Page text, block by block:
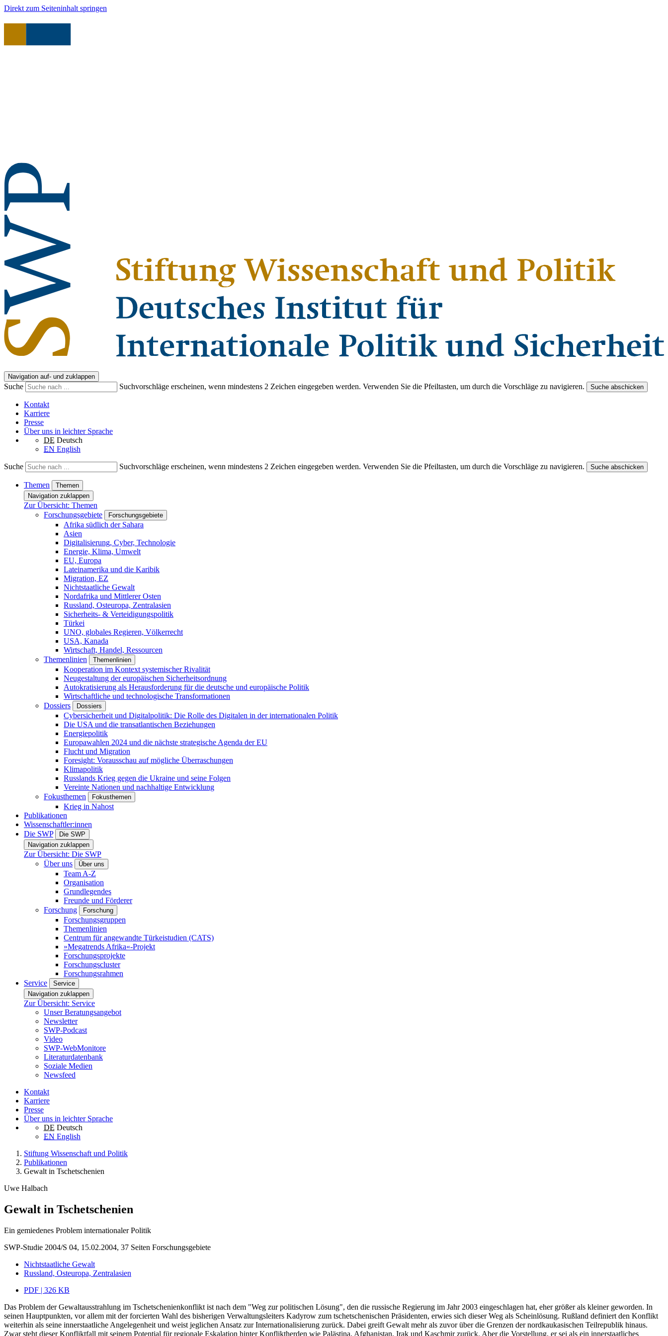
Direkt zum Seiteninhalt springen
Navigation auf- und zuklappen
Suche Suchvorschläge erscheinen, wenn mindestens 2 Zeichen eingegeben werden. Verwenden Sie die Pfeiltasten, um durch die Vorschläge zu navigieren. Suche abschicken
Kontakt
Karriere
Presse
Über uns in leichter Sprache
DE Deutsch
EN English
Suche Suchvorschläge erscheinen, wenn mindestens 2 Zeichen eingegeben werden. Verwenden Sie die Pfeiltasten, um durch die Vorschläge zu navigieren. Suche abschicken
Themen
Themen
Navigation zuklappen
Zur Übersicht: Themen
Forschungsgebiete
Forschungsgebiete
Afrika südlich der Sahara
Asien
Digitalisierung, Cyber, Technologie
Energie, Klima, Umwelt
EU, Europa
Lateinamerika und die Karibik
Migration, EZ
Nichtstaatliche Gewalt
Nordafrika und Mittlerer Osten
Russland, Osteuropa, Zentralasien
Sicherheits- & Verteidigungspolitik
Türkei
UNO, globales Regieren, Völkerrecht
USA, Kanada
Wirtschaft, Handel, Ressourcen
Themenlinien
Themenlinien
Kooperation im Kontext systemischer Rivalität
Neugestaltung der europäischen Sicherheitsordnung
Autokratisierung als Herausforderung für die deutsche und europäische Politik
Wirtschaftliche und technologische Transformationen
Dossiers
Dossiers
Cybersicherheit und Digitalpolitik: Die Rolle des Digitalen in der internationalen Politik
Die USA und die transatlantischen Beziehungen
Energiepolitik
Europawahlen 2024 und die nächste strategische Agenda der EU
Flucht und Migration
Foresight: Vorausschau auf mögliche Überraschungen
Klimapolitik
Russlands Krieg gegen die Ukraine und seine Folgen
Vereinte Nationen und nachhaltige Entwicklung
Fokusthemen
Fokusthemen
Krieg in Nahost
Publikationen
Wissenschaftler:innen
Die SWP
Die SWP
Navigation zuklappen
Zur Übersicht: Die SWP
Über uns
Über uns
Team A-Z
Organisation
Grundlegendes
Freunde und Förderer
Forschung
Forschung
Forschungsgruppen
Themenlinien
Centrum für angewandte Türkeistudien (CATS)
»Megatrends Afrika«-Projekt
Forschungsprojekte
Forschungscluster
Forschungsrahmen
Service
Service
Navigation zuklappen
Zur Übersicht: Service
Unser Beratungsangebot
Newsletter
SWP-Podcast
Video
SWP-WebMonitore
Literaturdatenbank
Soziale Medien
Newsfeed
Kontakt
Karriere
Presse
Über uns in leichter Sprache
DE Deutsch
EN English
Stiftung Wissenschaft und Politik
Publikationen
Gewalt in Tschetschenien
Uwe Halbach
Gewalt in Tschetschenien
Ein gemiedenes Problem internationaler Politik
SWP-Studie 2004/S 04, 15.02.2004, 37 Seiten Forschungsgebiete
Nichtstaatliche Gewalt
Russland, Osteuropa, Zentralasien
PDF | 326 KB
Das Problem der Gewaltausstrahlung im Tschetschenienkonflikt ist nach dem "Weg zur politischen Lösung", den die russische Regierung im Jahr 2003 eingeschlagen hat, eher größer als kleiner geworden. In
seinen Hauptpunkten, vor allem mit der forcierten Wahl des bisherigen Verwaltungsleiters Kadyrow zum tschetschenischen Präsidenten, erwies sich dieser Weg als Scheinlösung. Rußland definiert den Konflikt
weiterhin als seine innerstaatliche Angelegenheit und weist jeglichen Ansatz zur Internationalisierung zurück. Dabei greift Gewalt mehr als zuvor über die Grenzen der nordkaukasischen Teilrepublik hinaus.
Zwar steht dieser Konfliktfall mit seinem Potential für regionale Eskalation hinter Konfliktherden wie Palästina, Afghanistan, Irak und Kaschmir zurück. Aber die Vorstellung, er sei als ein innerstaatliches